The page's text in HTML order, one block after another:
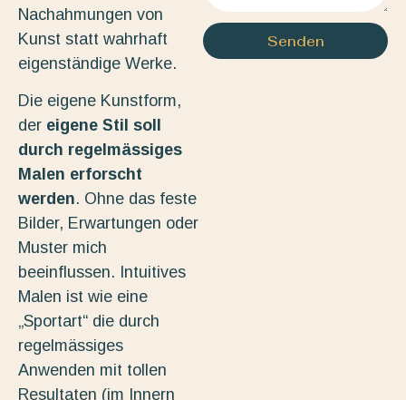
Nachahmungen von
Kunst statt wahrhaft
eigenständige Werke.
Die eigene Kunstform,
der eigene Stil soll
durch regelmässiges
Malen erforscht
werden. Ohne das feste
Bilder, Erwartungen oder
Muster mich
beeinflussen. Intuitives
Malen ist wie eine
„Sportart“ die durch
regelmässiges
Anwenden mit tollen
Resultaten (im Innern
Senden